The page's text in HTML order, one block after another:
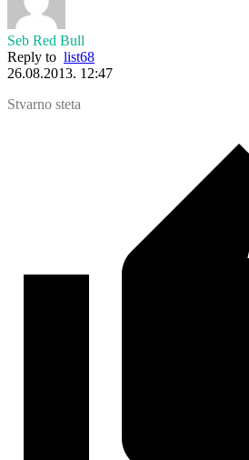
Seb Red Bull
Reply to list68
26.08.2013. 12:47
Stvarno steta